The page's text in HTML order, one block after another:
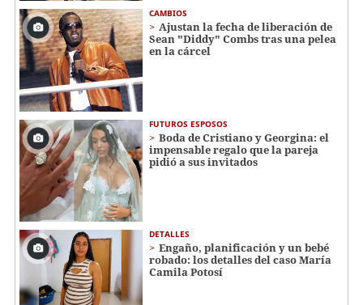
CAMBIOS
Ajustan la fecha de liberación de
Sean "Diddy" Combs tras una pelea
en la cárcel
FUTUROS ESPOSOS
Boda de Cristiano y Georgina: el
impensable regalo que la pareja
pidió a sus invitados
DETALLES
Engaño, planificación y un bebé
robado: los detalles del caso María
Camila Potosí